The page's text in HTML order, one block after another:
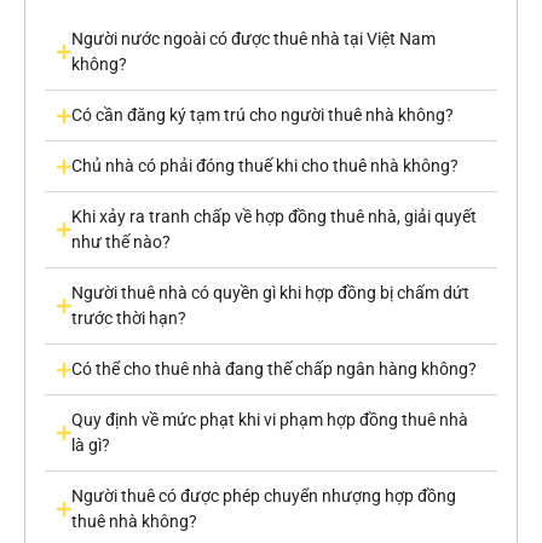
Người nước ngoài có được thuê nhà tại Việt Nam
không?
Có cần đăng ký tạm trú cho người thuê nhà không?
Chủ nhà có phải đóng thuế khi cho thuê nhà không?
Khi xảy ra tranh chấp về hợp đồng thuê nhà, giải quyết
như thế nào?
Người thuê nhà có quyền gì khi hợp đồng bị chấm dứt
trước thời hạn?
Có thể cho thuê nhà đang thế chấp ngân hàng không?
Quy định về mức phạt khi vi phạm hợp đồng thuê nhà
là gì?
Người thuê có được phép chuyển nhượng hợp đồng
thuê nhà không?